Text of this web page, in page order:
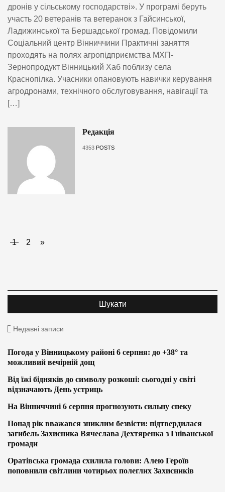
дронів у сільському господарстві». У програмі беруть
участь 20 ветеранів та ветеранок з Гайсинської,
Ладижинської та Бершадської громад. Повідомили
Соціальний центр Вінниччини Практичні заняття
проходять на полях агропідприємства МХП-
Зернопродукт Вінницький Хаб поблизу села
Краснопілка. Учасники опановують навички керування
агродронами, технічного обслуговування, навігації та
[…]
Редакція
4353 POSTS
1 2 »
Недавні записи
Погода у Вінницькому районі 6 серпня: до +38° та
можливий вечірній дощ
Від їжі бідняків до символу розкоші: сьогодні у світі
відзначають День устриць
На Вінниччині 6 серпня прогнозують сильну спеку
Понад рік вважався зниклим безвісти: підтвердилася
загибель Захисника Вячеслава Дехтяренка з Гніванської
громади
Оратівська громада схилила голови: Алею Героїв
поповнили світлини чотирьох полеглих Захисників